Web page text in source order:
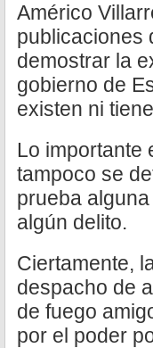
Américo
publicaciones
demostrar la
gobierno de
existen ni
Lo importante
tampoco se
prueba
algún delito.
Ciertamente,
despacho de
de fuego
por el poder